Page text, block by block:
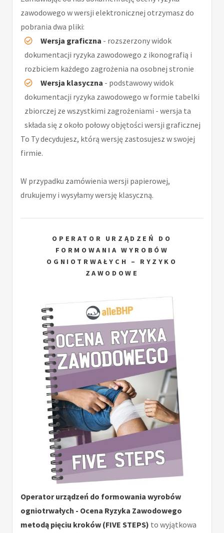
zawodowego w wersji elektronicznej otrzymasz do
pobrania dwa pliki:
Wersja graficzna - rozszerzony widok
dokumentacji ryzyka zawodowego z ikonografią i
rozbiciem każdego zagrożenia na osobnej stronie
Wersja klasyczna - podstawowy widok
dokumentacji ryzyka zawodowego w formie tabelki
zbiorczej ze wszystkimi zagrożeniami - wersja ta
składa się z około połowy objętości wersji graficznej
To Ty decydujesz, którą wersję zastosujesz w swojej
firmie.
W przypadku zamówienia wersji papierowej,
drukujemy i wysyłamy wersję klasyczną.
OPERATOR URZĄDZEŃ DO
FORMOWANIA WYROBÓW
OGNIOTRWAŁYCH – RYZYKO
ZAWODOWE
Operator urządzeń do formowania wyrobów
ogniotrwałych - Ocena Ryzyka Zawodowego
metodą pięciu kroków (FIVE STEPS) to wyjątkowa